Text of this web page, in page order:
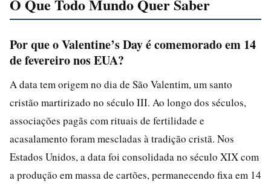
O Que Todo Mundo Quer Saber
Por que o Valentine’s Day é comemorado em 14
de fevereiro nos EUA?
A data tem origem no dia de São Valentim, um santo
cristão martirizado no século III. Ao longo dos séculos,
associações pagãs com rituais de fertilidade e
acasalamento foram mescladas à tradição cristã. Nos
Estados Unidos, a data foi consolidada no século XIX com
a produção em massa de cartões, permanecendo fixa em 14